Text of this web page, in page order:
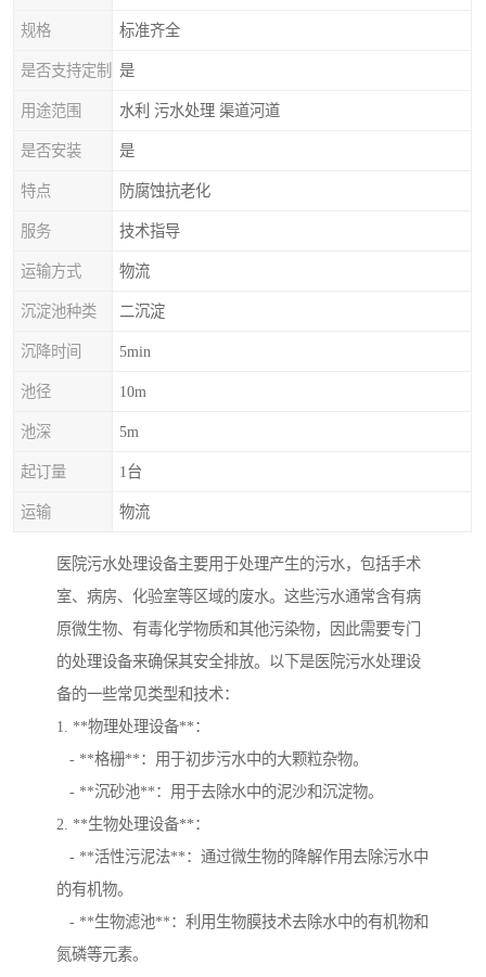
规格 标准齐全
是否支持定制 是
用途范围 水利 污水处理 渠道河道
是否安装 是
特点 防腐蚀抗老化
服务 技术指导
运输方式 物流
沉淀池种类 二沉淀
沉降时间 5min
池径 10m
池深 5m
起订量 1台
运输 物流
医院污水处理设备主要用于处理产生的污水，包括手术
室、病房、化验室等区域的废水。这些污水通常含有病
原微生物、有毒化学物质和其他污染物，因此需要专门
的处理设备来确保其安全排放。以下是医院污水处理设
备的一些常见类型和技术：
1. **物理处理设备**：
- **格栅**：用于初步污水中的大颗粒杂物。
- **沉砂池**：用于去除水中的泥沙和沉淀物。
2. **生物处理设备**：
- **活性污泥法**：通过微生物的降解作用去除污水中
的有机物。
- **生物滤池**：利用生物膜技术去除水中的有机物和
氮磷等元素。